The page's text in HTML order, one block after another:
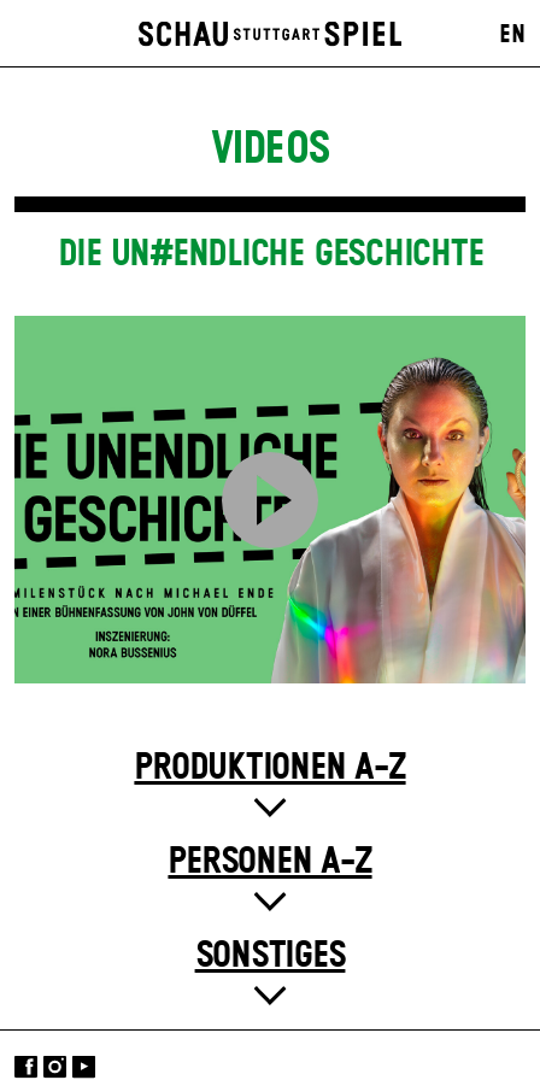
EN
VIDEOS
DIE UN#ENDLICHE GESCHICHTE
PRODUKTIONEN A-Z
PERSONEN A-Z
SONSTIGES